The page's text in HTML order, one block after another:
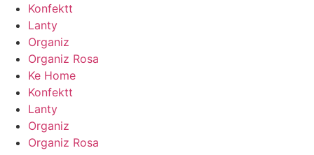
Konfektt
Lanty
Organiz
Organiz Rosa
Ke Home
Konfektt
Lanty
Organiz
Organiz Rosa